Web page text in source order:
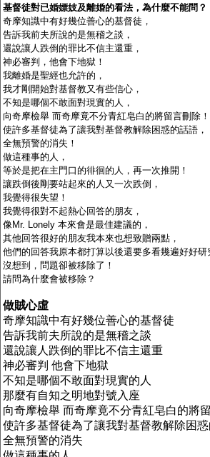
基督徒對已婚嫖妓及離婚的看法，為什麼不能問？
奇摩知識中有好幾位善心的基督徒，
告訴我前夫所說的是無稽之談，
還說讓人跌倒的罪比不信主還重，
神必審判，他會下地獄！
我離婚是聖經也允許的，
我才剛開始對基督教又有些信心，
不知是哪個不敢面對現實的人，
向奇摩檢舉 而奇摩竟不分青紅皂白的將留言刪除！
使許多基督徒為了讓我對基督教解除困惑的話語，
全無預警的消失！
做這種事的人，
等於是把在主門口的徘徊的人，再一次推開！
讓跌倒後剛要站起來的人又一次跌倒，
我覺得很失望！
我覺得很對不起熱心回答的朋友，
像Mr. Lonely 本來會是最佳建議的，
其他回答很好的朋友我本來也想致贈兩點，
他們的回答我原本都打算以後還要多看幾遍好好研
沒想到，問題卻被移除了！
請問為什麼會被移除？
做賊心虛
奇摩知識中有好幾位善心的基督徒
告訴我前夫所說的是無稽之談
還說讓人跌倒的罪比不信主還重
神必審判 他會下地獄
不知是哪個不敢面對現實的人
那麼有自知之明地對號入座
向奇摩檢舉 而奇摩竟不分青紅皂白的將
使許多基督徒為了讓我對基督教解除困
全無預警的消失